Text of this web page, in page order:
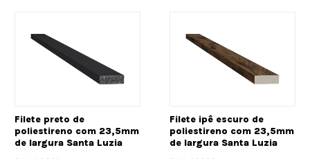
Filete preto de
poliestireno com 23,5mm
de largura Santa Luzia
Filete ipê escuro de
poliestireno com 23,5mm
de largura Santa Luzia